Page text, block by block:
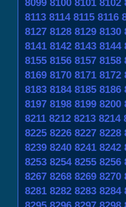
8099 8100 8101 8102
8113 8114 8115 8116
8127 8128 8129 8130
8141 8142 8143 8144
8155 8156 8157 8158
8169 8170 8171 8172
8183 8184 8185 8186
8197 8198 8199 8200
8211 8212 8213 8214
8225 8226 8227 8228
8239 8240 8241 8242
8253 8254 8255 8256
8267 8268 8269 8270
8281 8282 8283 8284